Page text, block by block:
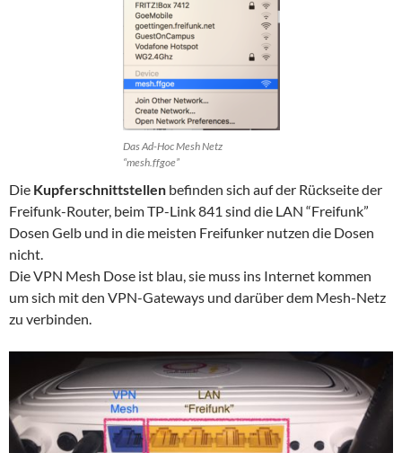
Das Ad-Hoc Mesh Netz
“mesh.ffgoe”
Die Kupferschnittstellen befinden sich auf der Rückseite der
Freifunk-Router, beim TP-Link 841 sind die LAN “Freifunk”
Dosen Gelb und in die meisten Freifunker nutzen die Dosen
nicht.
Die VPN Mesh Dose ist blau, sie muss ins Internet kommen
um sich mit den VPN-Gateways und darüber dem Mesh-Netz
zu verbinden.